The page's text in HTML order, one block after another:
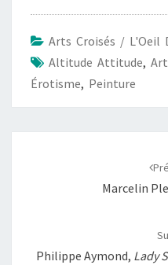
o
o
k
A
p
p
n
Arts Croisés / L'Oeil
Altitude Attitude, Art
Érotisme, Peinture
Marcelin
Philippe Aymond, Lady S